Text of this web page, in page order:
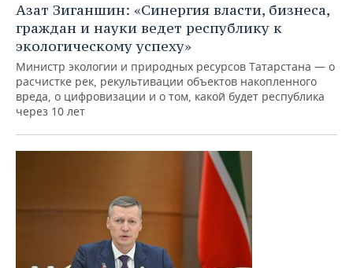
Азат Зиганшин: «Синергия власти, бизнеса,
граждан и науки ведет республику к
экологическому успеху»
Министр экологии и природных ресурсов Татарстана — о
расчистке рек, рекультивации объектов накопленного
вреда, о цифровизации и о том, какой будет республика
через 10 лет